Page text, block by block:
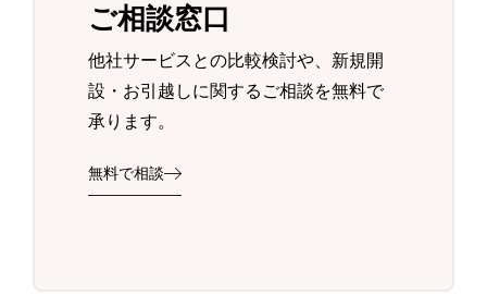
ご相談窓口
他社サービスとの比較検討や、新規開
設・お引越しに関するご相談を無料で
承ります。
無料で相談